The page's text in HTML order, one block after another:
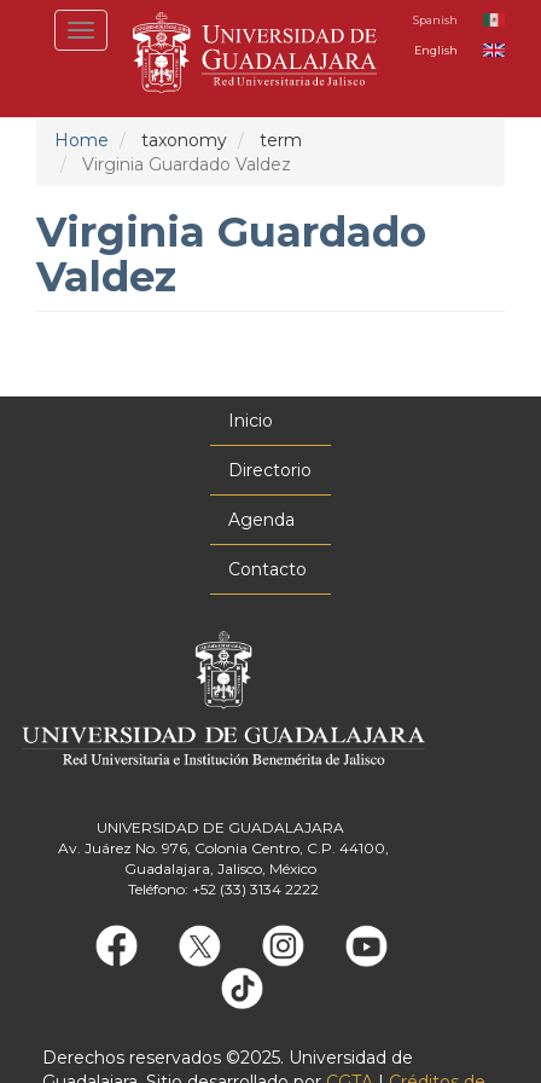
Toggle
navigation
Spanish
English
Home taxonomy
term
Virginia Guardado Valdez
Virginia Guardado
Valdez
Inicio
Directorio
Agenda
Contacto
UNIVERSIDAD DE GUADALAJARA
Av. Juárez No. 976, Colonia Centro, C.P. 44100,
Guadalajara, Jalisco, México
Teléfono: +52 (33) 3134 2222
Derechos reservados ©2025. Universidad de